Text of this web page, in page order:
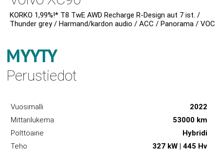
KORKO 1,99%!* T8 TwE AWD Recharge R-Design aut 7 ist. /
Thunder grey / Harmand/kardon audio / ACC / Panorama / VOC
MYYTY
Perustiedot
Vuosimalli
2022
Mittarilukema
53000 km
Polttoaine
Hybridi
Teho
327 kW | 445 Hv